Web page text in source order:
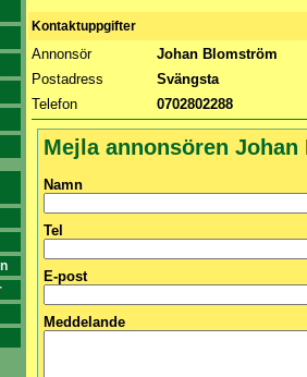
Kontaktuppgifter
Annonsör
Johan Blomström
Postadress
Svängsta
Telefon
0702802288
Mejla annonsören
Namn
Tel
E-post
Meddelande